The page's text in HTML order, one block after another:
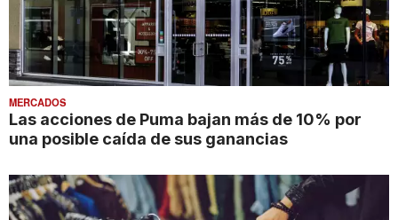
MERCADOS
Las acciones de Puma bajan más de 10% por
una posible caída de sus ganancias